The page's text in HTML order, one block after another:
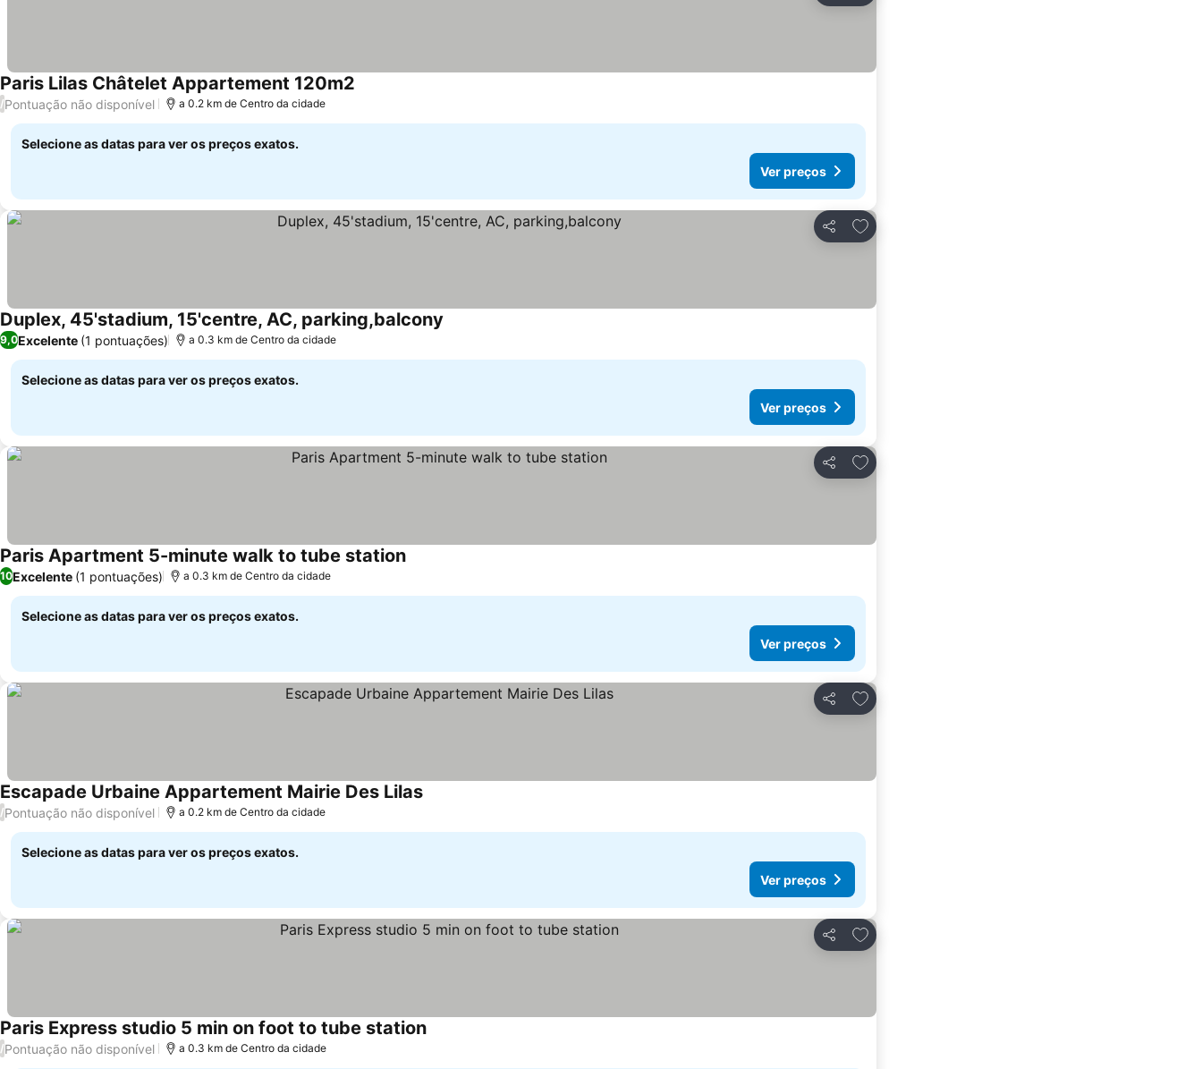
Paris Lilas Châtelet Appartement 120m2
/Pontuação não disponível a 0.2 km de Centro da cidade
Selecione as datas para ver os preços exatos.
Ver preços
Partilhar
Adicionar aos favoritos
Duplex, 45'stadium, 15'centre, AC, parking,balcony
9,0Excelente (1 pontuações) a 0.3 km de Centro da cidade
Selecione as datas para ver os preços exatos.
Ver preços
Partilhar
Adicionar aos favoritos
Paris Apartment 5-minute walk to tube station
10Excelente (1 pontuações) a 0.3 km de Centro da cidade
Selecione as datas para ver os preços exatos.
Ver preços
Partilhar
Adicionar aos favoritos
Escapade Urbaine Appartement Mairie Des Lilas
/Pontuação não disponível a 0.2 km de Centro da cidade
Selecione as datas para ver os preços exatos.
Ver preços
Partilhar
Adicionar aos favoritos
Paris Express studio 5 min on foot to tube station
/Pontuação não disponível a 0.3 km de Centro da cidade